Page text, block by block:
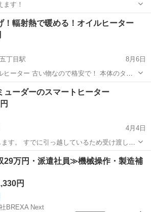
す！
通一丁目駅 季節、空調家電
！輻射熱で暖める！オイルヒーター
丁目駅
8月6日
ー 古い物なので格安で！ 本体のタイ
マー付けます オイルヒーターは乾
かくなるので これを知るとエアコンが 嫌い
通五丁目駅 季節、空調家電
ューダーのスマートヒーター
4月4日
す。 すでに引っ越しているため受け渡しは
受け渡しは南国市緑ヶ丘です。 子供が気管支
したが、 必要無くなりました。 おしゃれな
、空調家電 ヒーター
万円・派遣社員≫機械操作・製造補
円
BREXA Next